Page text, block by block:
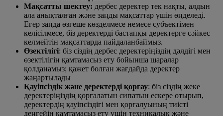
Мақсатты шектеу: дербес деректер тек нақты, алдын
ала анықталған және заңды мақсаттар үшін өңделеді.
Егер заңда өзгеше көзделмесе немесе субъектімен
келісілмесе, біз деректерді бастапқы деректерге сәйкес
келмейтін мақсаттарда пайдаланбаймыз.
Өзектілігі: біз сіздің дербес деректеріңіздің дәлдігі мен
өзектілігін қамтамасыз ету бойынша шаралар
қолданамыз; қажет болған жағдайда деректер
жаңартылады
Қауіпсіздік және деректерді қорғау: біз сіздің жеке
деректеріңіздің қорғалатын сипатын ескере отырып,
деректердің қауіпсіздігі мен қорғалуының тиісті
деңгейін қамтамасыз ету үшін техникалық және